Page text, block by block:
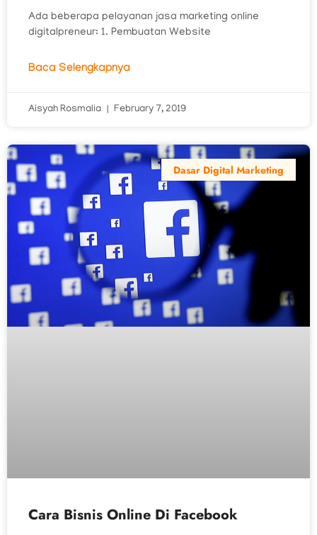
Ada beberapa pelayanan jasa marketing online
digitalpreneur: 1. Pembuatan Website
Baca Selengkapnya
Aisyah Rosmalia February 7, 2019
Dasar Digital Marketing
Cara Bisnis Online Di Facebook